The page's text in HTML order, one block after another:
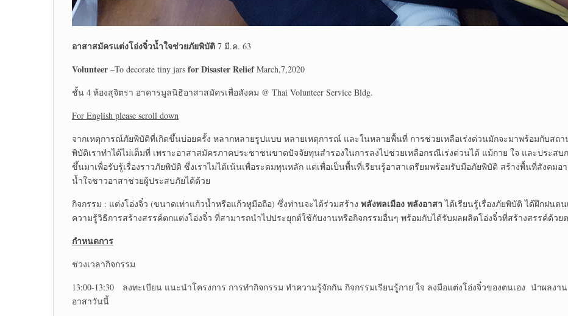
อาสาสมัครแต่งโอ่งจิ๋วน้ำใจช่วยภัยพิบัติ 7 มี.ค. 63
Volunteer –To decorate tiny jars for Disaster ReliefMarch,7,2020
ชั้น 4 ห้องสุจิตรา อาคารมูลนิธิอาสาสมัครเพื่อสังคม @ Thai Volunteer Service Bldg.
For English please scroll down
จากเหตุการณ์ภัยพิบัติที่เกิดขึ้นบ่อยครั้ง หลากหลายรูปแบบ หลายเหตุการณ์ และในหลายพื้นที่ การช่วยเหลือเร่งด่วนมักจะมาพร้อมกับส
พิบัติเราทำได้ไม่เต็มที่ เพราะอาสาสมัครภาคประชาชนขาดปัจจัยทุนสำรองในการลงไปช่วยเหลือกรณีเร่งด่วนได้ แม้กาย ใจ และประส
ขึ้นมาเพื่อรับรู้เรื่องราวภัยพิบัติ ซึ่งเราไม่ได้เน้นเพื่อระดมทุนหลัก แต่เพื่อเป็นพื้นที่เรียนรู้อาสาเตรียมพร้อมรับมือภัยพิบัติ สร้างพื้นที่สังคม
น้ำใจชาวอาสาช่วยผู้ประสบภัยได้ด้วย
กิจกรรม : แต่งโอ่งจิ๋ว (ขนาดเท่าแก้วน้ำหรือแก้วหูมือถือ) ซึ่งท่านจะได้ร่วมสร้าง พลังพลเมือง พลังอาสา ได้เรียนรู้เรื่องภัยพิบัติ ได้ฝึกฝนต
ความรู้วิธีการสร้างสรรค์ตกแต่งโอ่งจิ๋ว ที่สามารถนำไปประยุกต์ใช้กับงานหรือกิจกรรมอื่นๆ พร้อมกับได้รับผลผลิตโอ่งจิ๋วที่สร้างสรรค์ด้ว
กำหนดการ
ช่วงเวลากิจกรรม
13:00-13:30 ลงทะเบียน แนะนำโครงการ การทำกิจกรรม ทำความรู้จักกัน กิจกรรมเรียนรู้กาย ใจ ลงมือแต่งโอ่งจิ๋วของตนเอง นำผลงา
อาสาวันนี้